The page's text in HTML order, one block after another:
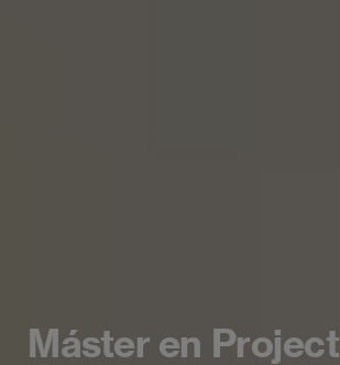
Máster en Project